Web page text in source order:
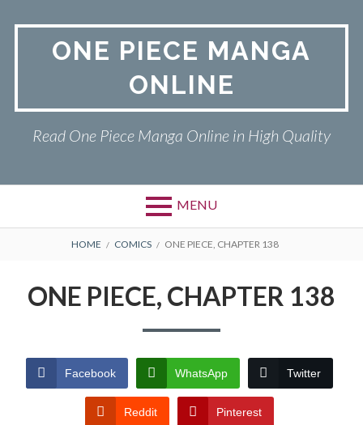
ONE PIECE MANGA
ONLINE
Read One Piece Manga Online in High Quality
MENU
Primary
ONE PIECE
TERMS AND
CONDITIONS
BREADCRUMBS
HOME COMICS ONE PIECE, CHAPTER 138
ONE PIECE, CHAPTER 138
Facebook WhatsApp Twitter
Reddit Pinterest